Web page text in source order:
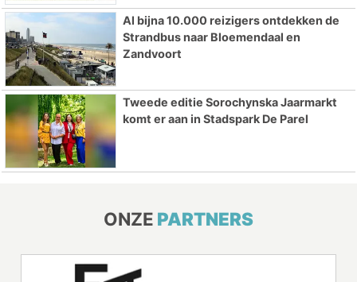
Al bijna 10.000 reizigers ontdekken de
Strandbus naar Bloemendaal en
Zandvoort
Tweede editie Sorochynska Jaarmarkt
komt er aan in Stadspark De Parel
ONZE PARTNERS